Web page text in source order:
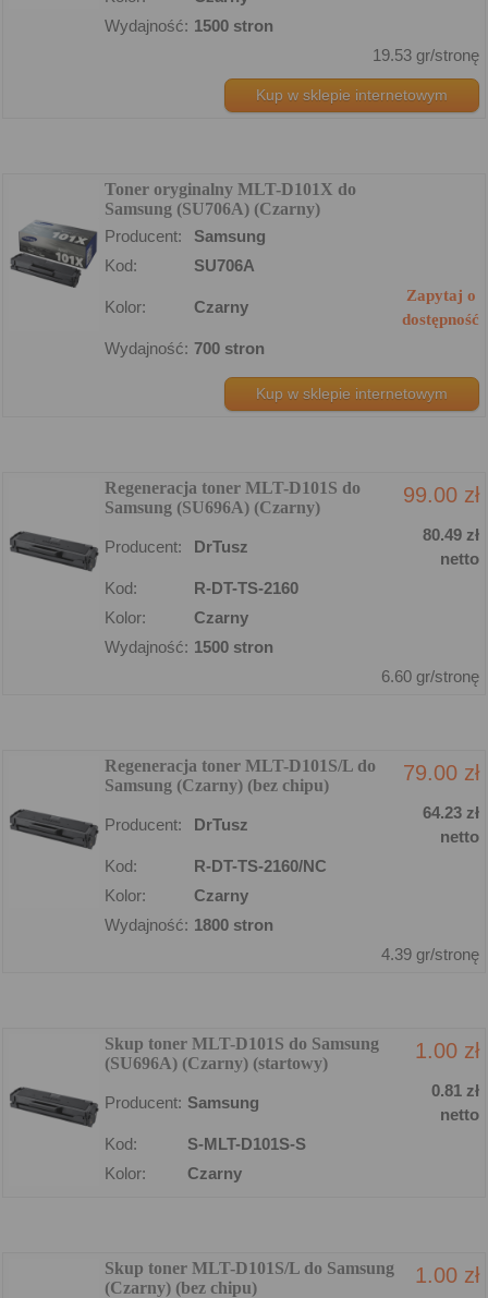
Wydajność: 1500 stron
19.53 gr/stronę
Kup w sklepie internetowym
Toner oryginalny MLT-D101X do
Samsung (SU706A) (Czarny)
Producent:
Samsung
Kod:
SU706A
Kolor: Czarny
Zapytaj o
dostępność
Wydajność: 700 stron
Kup w sklepie internetowym
Regeneracja toner MLT-D101S do
Samsung (SU696A) (Czarny)
99.00 zł
Producent: DrTusz
80.49 zł
netto
Kod:
R-DT-TS-2160
Kolor:
Czarny
Wydajność: 1500 stron
6.60 gr/stronę
Regeneracja toner MLT-D101S/L do
Samsung (Czarny) (bez chipu)
79.00 zł
Producent: DrTusz
64.23 zł
netto
Kod:
R-DT-TS-2160/NC
Kolor:
Czarny
Wydajność: 1800 stron
4.39 gr/stronę
Skup toner MLT-D101S do Samsung
(SU696A) (Czarny) (startowy)
1.00 zł
Producent: Samsung
0.81 zł
netto
Kod:
S-MLT-D101S-S
Kolor:
Czarny
Skup toner MLT-D101S/L do Samsung
(Czarny) (bez chipu)
1.00 zł